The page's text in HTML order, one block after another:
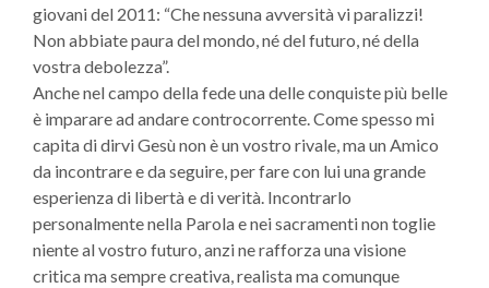
giovani del 2011: “Che nessuna avversità vi paralizzi!
Non abbiate paura del mondo, né del futuro, né della
vostra debolezza”.
Anche nel campo della fede una delle conquiste più belle
è imparare ad andare controcorrente. Come spesso mi
capita di dirvi Gesù non è un vostro rivale, ma un Amico
da incontrare e da seguire, per fare con lui una grande
esperienza di libertà e di verità. Incontrarlo
personalmente nella Parola e nei sacramenti non toglie
niente al vostro futuro, anzi ne rafforza una visione
critica ma sempre creativa, realista ma comunque